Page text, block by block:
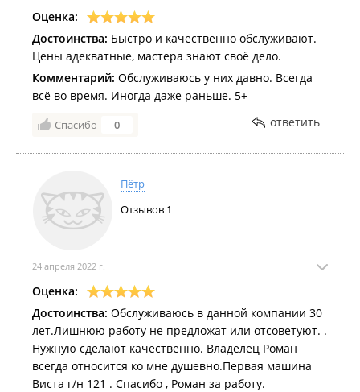
Оценка:
Достоинства: Быстро и качественно обслуживают.
Цены адекватные, мастера знают своë дело.
Комментарий: Обслуживаюсь у них давно. Всегда
всё во время. Иногда даже раньше. 5+
Спасибо 0 ответить
Пётр
Отзывов 1
24 апреля 2022 г.
Оценка:
Достоинства: Обслуживаюсь в данной компании 30
лет.Лишнюю работу не предложат или отсоветуют. .
Нужную сделают качественно. Владелец Роман
всегда относится ко мне душевно.Первая машина
Виста г/н 121 . Спасибо , Роман за работу.